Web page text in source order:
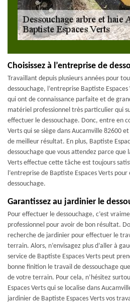
Choisissez à l’entreprise de
Travaillant depuis plusieurs années pour
dessouchage, l’entreprise Baptiste
qui ont de connaissance parfaite et de
matériel professionnel très particulier qui
effectuer le dessouchage. Donc, entre en
Verts qui se siège dans Aucamville 82600
de meilleur résultat. En plus, Baptiste
dessouchage que vous attendez parce que
Verts effectue cette tâche est toujours
l’entreprise de Baptiste Espaces Verts
dessouchage.
Garantissez au jardinier le
Pour effectuer le dessouchage, c’est
professionnel pour avoir de bon résultat.
recherche de jardinier pour effectuer le
terrain. Alors, n’envisagez plus d’aller à
service de Baptiste Espaces Verts peut
bonne finition le travail de dessouchage
de votre terrain. Pour cela, n’hésitez
Espaces Verts qui se localise dans
jardinier de Baptiste Espaces Verts vos